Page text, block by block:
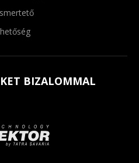
BIZALOMMAL